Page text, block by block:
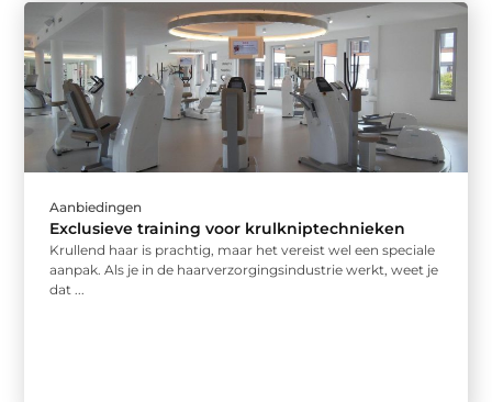
Aanbiedingen
Exclusieve training voor krulkniptechnieken
Krullend haar is prachtig, maar het vereist wel een speciale
aanpak. Als je in de haarverzorgingsindustrie werkt, weet je
dat ...